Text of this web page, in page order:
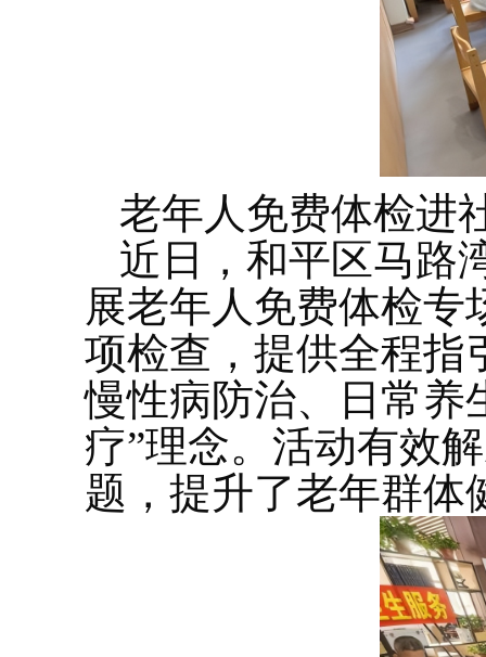
老年人免费体检进
近日，和平区马路
展老年人免费体检
项检查，提供全程指
慢性病防治、日常养
疗”理念。活动有效
题，提升了老年群体